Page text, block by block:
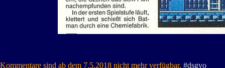
Kommentare sind ab dem 7.5.2018 nicht mehr verfügbar. #dsgvo